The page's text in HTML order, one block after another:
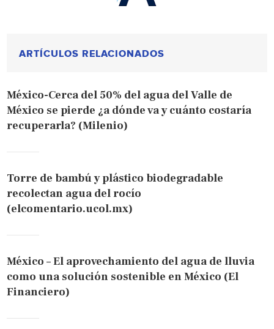
ARTÍCULOS RELACIONADOS
México-Cerca del 50% del agua del Valle de
México se pierde ¿a dónde va y cuánto costaría
recuperarla? (Milenio)
Torre de bambú y plástico biodegradable
recolectan agua del rocío
(elcomentario.ucol.mx)
México – El aprovechamiento del agua de lluvia
como una solución sostenible en México (El
Financiero)